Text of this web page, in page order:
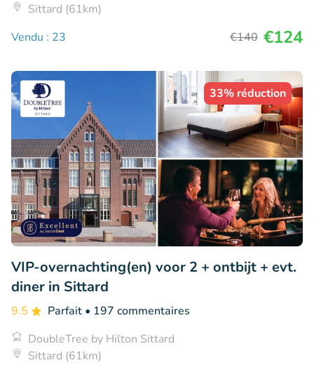
Sittard (61km)
Vendu : 23
€140 €124
33% réduction
VIP-overnachting(en) voor 2 + ontbijt + evt.
diner in Sittard
9.5 Parfait • 197 commentaires
DoubleTree by Hilton Sittard
Sittard (61km)